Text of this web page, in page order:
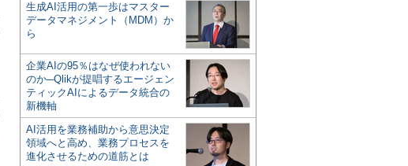
生成AI活用の第一歩はマスター
データマネジメント（MDM）か
ら
企業AIの95％はなぜ使われない
のか─Qlikが提唱するエージェン
ティックAIによるデータ統合の
新機軸
AI活用を業務補助から意思決定
領域へと高め、業務プロセスを
進化させるための道筋とは